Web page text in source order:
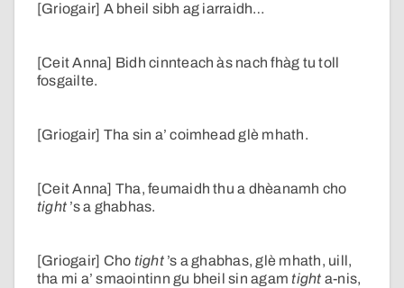
[Griogair] A bheil sibh ag iarraidh…
[Ceit Anna] Bidh cinnteach às nach fhàg tu toll
fosgailte.
[Griogair] Tha sin a’ coimhead glè mhath.
[Ceit Anna] Tha, feumaidh thu a dhèanamh cho
tight ’s a ghabhas.
[Griogair] Cho tight’s a ghabhas, glè mhath, uill,
tha mi a’ smaointinn gu bheil sin agam tight a-nis,